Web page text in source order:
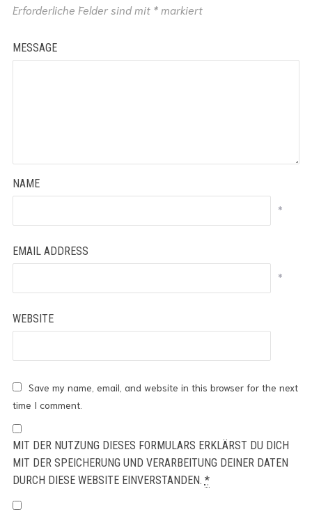
Erforderliche Felder sind mit *markiert
MESSAGE
NAME
*
EMAIL ADDRESS
*
WEBSITE
Save my name, email, and website in this browser for the next
time I comment.
MIT DER NUTZUNG DIESES FORMULARS ERKLÄRST DU DICH
MIT DER SPEICHERUNG UND VERARBEITUNG DEINER DATEN
DURCH DIESE WEBSITE EINVERSTANDEN. *